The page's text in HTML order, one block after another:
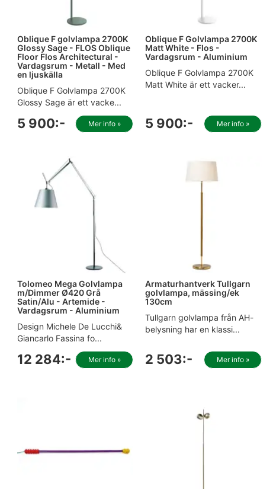
Oblique F golvlampa 2700K
Glossy Sage - FLOS Oblique
Floor Flos Architectural -
Vardagsrum - Metall - Med
en ljuskälla
Oblique F Golvlampa 2700K
Glossy Sage är ett vacke...
5 900:- Mer info »
Oblique F Golvlampa 2700K
Matt White - Flos -
Vardagsrum - Aluminium
Oblique F Golvlampa 2700K
Matt White är ett vacker...
5 900:- Mer info »
Tolomeo Mega Golvlampa
m/Dimmer Ø420 Grå
Satin/Alu - Artemide -
Vardagsrum - Aluminium
Design Michele De Lucchi&
Giancarlo Fassina fo...
12 284:- Mer info »
Armaturhantverk Tullgarn
golvlampa, mässing/ek
130cm
Tullgarn golvlampa från AH-
belysning har en klassi...
2 503:- Mer info »